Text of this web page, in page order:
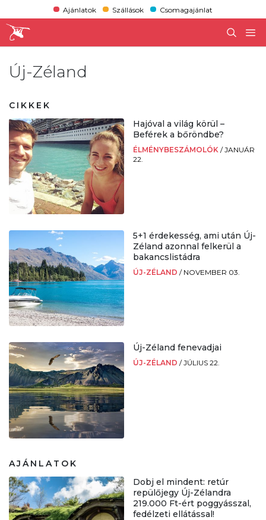
Ajánlatok Szállások Csomagajánlat
Új-Zéland
CIKKEK
Hajóval a világ körül –
Beférek a bőröndbe?
ÉLMÉNYBESZÁMOLÓK /JANUÁR
22.
5+1 érdekesség, ami után Új-
Zéland azonnal felkerül a
bakancslistádra
ÚJ-ZÉLAND / NOVEMBER 03.
Új-Zéland fenevadjai
ÚJ-ZÉLAND /JÚLIUS 22.
AJÁNLATOK
Dobj el mindent: retúr
repülőjegy Új-Zélandra
219.000 Ft-ért poggyásszal,
fedélzeti ellátással!